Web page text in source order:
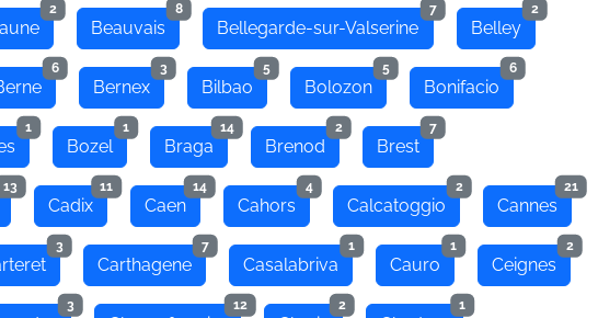
2
Beauvais
8
Bellegarde-sur-Valserine
7
Belley
2
6
Bernex
3
Bilbao
5
Bolozon
5
Bonifacio
6
1
Bozel
1
Braga
14
Brenod
2
Brest
7
13
Cadix
11
Caen
14
Cahors
4
Calcatoggio
2
Cannes
21
3
Carthagene
7
Casalabriva
1
Cauro
1
Ceignes
2
3 12 2 1